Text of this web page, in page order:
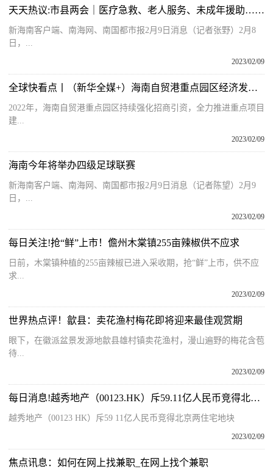
天天热议:市县两会｜医疗急救、老人服务、未成年援助……万宁今年将开展11项为民办实事事项
新海南客户端、南海网、南国都市报2月9日消息（记者张野）2月8
日，...
2023/02/09
全球快看点丨（新华全媒+）海南自贸港重点园区经济发展引擎作用凸显(2)
2022年，海南自贸港重点园区持续强化招商引资，全力推进重点项目
建...
2023/02/09
海南今年将举办四级足球联赛
新海南客户端、南海网、南国都市报2月9日消息（记者陈望）2月9
日，...
2023/02/09
每日关注!抢“鲜”上市！儋州木棠镇255亩辣椒供不应求​
日前，木棠镇种植的255亩辣椒已进入采收期，抢“鲜”上市，供不应
求...
2023/02/09
世界热点评！歙县：卖花渔村梅花即将迎来最佳观赏期
眼下，在徽派盆景发源地歙县雄村镇卖花渔村，漫山遍野的梅花含苞
待...
2023/02/09
每日消息!越秀地产（00123.HK）斥59.11亿人民币竞得北京两住宅地块
越秀地产（00123 HK）斥59 11亿人民币竞得北京两住宅地块
2023/02/09
焦点讯息：如何在网上找兼职_在网上找个兼职